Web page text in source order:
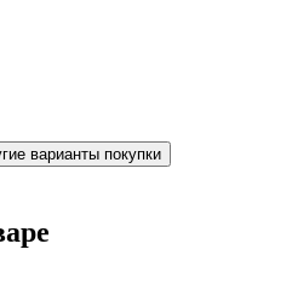
варианты покупки